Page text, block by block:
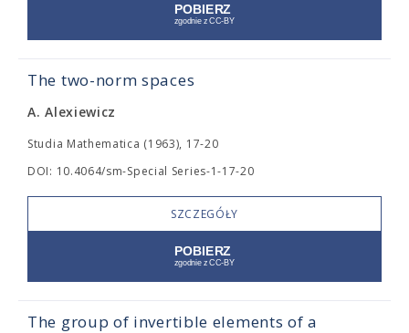
The two-norm spaces
A. Alexiewicz
Studia Mathematica (1963), 17-20
DOI: 10.4064/sm-Special Series-1-17-20
SZCZEGÓŁY
The group of invertible elements of a